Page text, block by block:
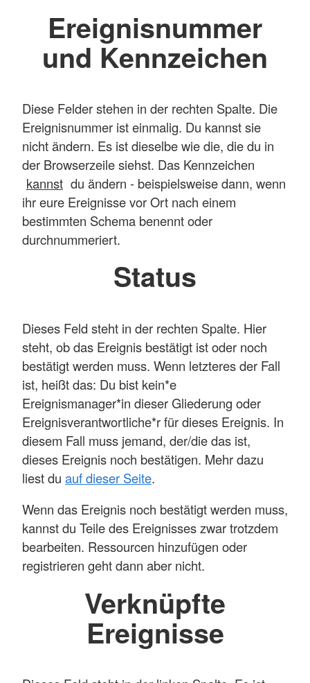
Ereignisnummer
und Kennzeichen
Diese Felder stehen in der rechten Spalte. Die
Ereignisnummer ist einmalig. Du kannst sie
nicht ändern. Es ist dieselbe wie die, die du in
der Browserzeile siehst. Das Kennzeichen
kannst du ändern - beispielsweise dann, wenn
ihr eure Ereignisse vor Ort nach einem
bestimmten Schema benennt oder
durchnummeriert.
Status
Dieses Feld steht in der rechten Spalte. Hier
steht, ob das Ereignis bestätigt ist oder noch
bestätigt werden muss. Wenn letzteres der Fall
ist, heißt das: Du bist kein*e
Ereignismanager*in dieser Gliederung oder
Ereignisverantwortliche*r für dieses Ereignis. In
diesem Fall muss jemand, der/die das ist,
dieses Ereignis noch bestätigen. Mehr dazu
liest du auf dieser Seite.
Wenn das Ereignis noch bestätigt werden muss,
kannst du Teile des Ereignisses zwar trotzdem
bearbeiten. Ressourcen hinzufügen oder
registrieren geht dann aber nicht.
Verknüpfte
Ereignisse